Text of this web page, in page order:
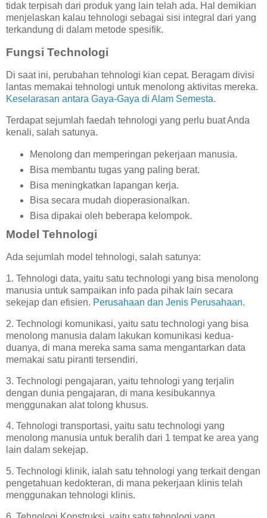
tidak terpisah dari produk yang lain telah ada. Hal demikian
menjelaskan kalau tehnologi sebagai sisi integral dari yang
terkandung di dalam metode spesifik.
Fungsi Technologi
Di saat ini, perubahan tehnologi kian cepat. Beragam divisi
lantas memakai tehnologi untuk menolong aktivitas mereka.
Keselarasan antara Gaya-Gaya di Alam Semesta.
Terdapat sejumlah faedah tehnologi yang perlu buat Anda
kenali, salah satunya.
Menolong dan memperingan pekerjaan manusia.
Bisa membantu tugas yang paling berat.
Bisa meningkatkan lapangan kerja.
Bisa secara mudah dioperasionalkan.
Bisa dipakai oleh beberapa kelompok.
Model Tehnologi
Ada sejumlah model tehnologi, salah satunya:
1. Tehnologi data, yaitu satu technologi yang bisa menolong
manusia untuk sampaikan info pada pihak lain secara
sekejap dan efisien. Perusahaan dan Jenis Perusahaan.
2. Technologi komunikasi, yaitu satu technologi yang bisa
menolong manusia dalam lakukan komunikasi kedua-
duanya, di mana mereka sama sama mengantarkan data
memakai satu piranti tersendiri.
3. Technologi pengajaran, yaitu tehnologi yang terjalin
dengan dunia pengajaran, di mana kesibukannya
menggunakan alat tolong khusus.
4. Tehnologi transportasi, yaitu satu technologi yang
menolong manusia untuk beralih dari 1 tempat ke area yang
lain dalam sekejap.
5. Technologi klinik, ialah satu tehnologi yang terkait dengan
pengetahuan kedokteran, di mana pekerjaan klinis telah
menggunakan tehnologi klinis.